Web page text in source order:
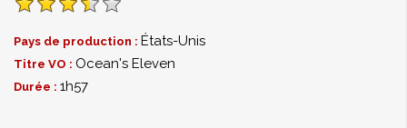
Pays de production : États-Unis
Titre VO : Ocean's Eleven
Durée : 1h57